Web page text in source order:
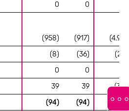
0 0
(958) (917)
(8) (36)
0 0
39 39
(94) (94)